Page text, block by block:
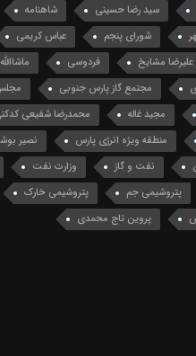
سید رضا حسینی شاهنامه
شورای پنجم عباس کریمی
علیرضا مشایخ فردوسی
مجتمع گاز پارس جنوبی
مجید غاله
محمدرضا شفیعی
منطقه ویژه انرژی پارس
نصیر
نفت و گاز وزارت نفت
پتروشیمی جم پتروشیمی خارک
پروین تاج محمدی